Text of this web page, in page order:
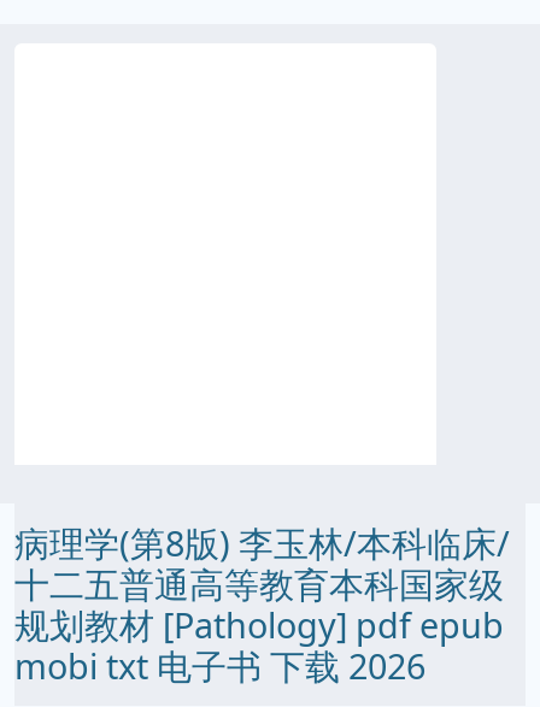
病理学(第8版) 李玉林/本科临床/
十二五普通高等教育本科国家级
规划教材 [Pathology] pdf epub
mobi txt 电子书 下载 2026